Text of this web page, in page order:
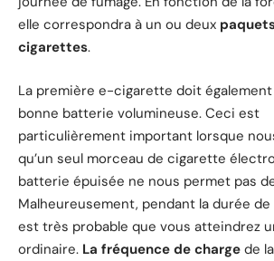
elle correspondra à un ou deux
cigarettes.
La première e-cigarette doit
bonne batterie volumineuse. Ceci est
particulièrement important lorsque
qu’un seul morceau de cigarette
batterie épuisée ne nous permet pas
Malheureusement, pendant la durée de
est très probable que vous atteindrez
ordinaire. La fréquence de charge de